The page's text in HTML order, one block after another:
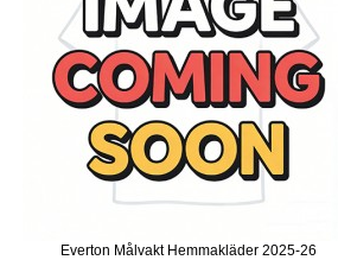
Everton Målvakt Hemmakläder 2025-26